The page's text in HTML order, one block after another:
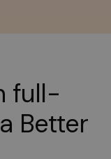
full-
Better